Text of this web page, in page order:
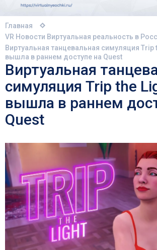
Главная
VR Новости Виртуальная реальность в
Виртуальная танцевальная симуляция Trip
вышла в раннем доступе на Quest
Виртуальная
симуляция Trip the
вышла в раннем
Quest